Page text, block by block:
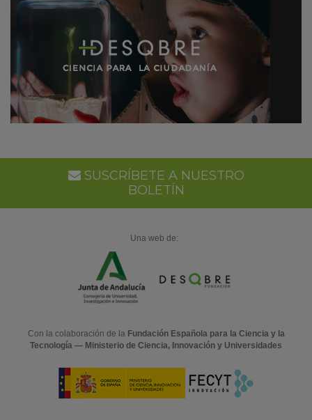
SUSCRÍBETE A NUESTRO
BOLETÍN
Una web de:
Con la colaboración de la Fundación Española para la Ciencia y la
Tecnología — Ministerio de Ciencia, Innovación y Universidades